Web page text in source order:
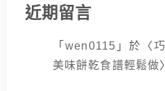
近期留言
「wen0115 」於〈
美味餅乾食譜輕鬆做